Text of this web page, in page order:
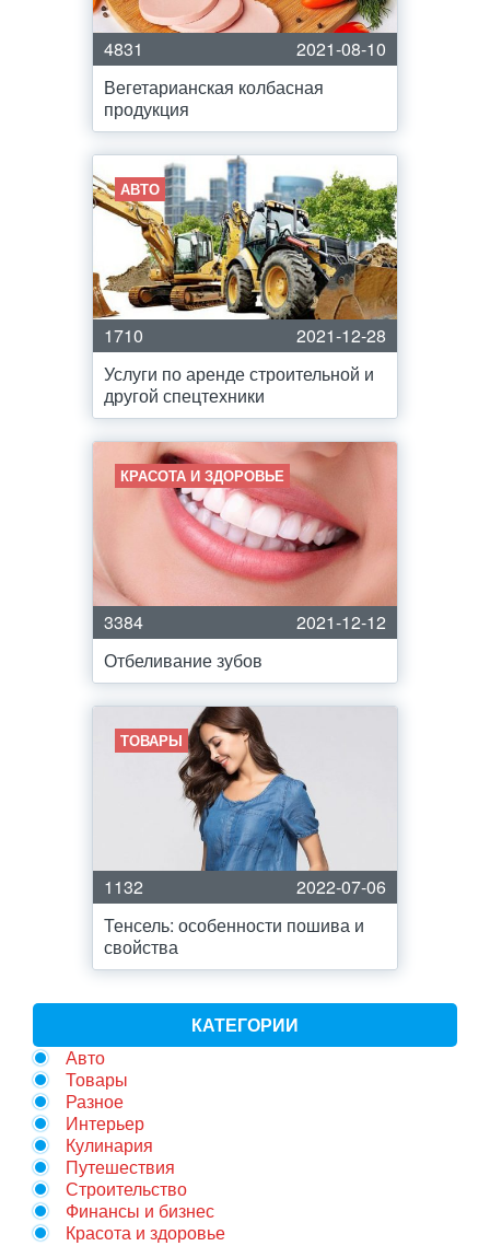
4831
2021-08-10
Вегетарианская колбасная
продукция
АВТО
1710
2021-12-28
Услуги по аренде строительной и
другой спецтехники
КРАСОТА И ЗДОРОВЬЕ
3384
2021-12-12
Отбеливание зубов
ТОВАРЫ
1132
2022-07-06
Тенсель: особенности пошива и
свойства
КАТЕГОРИИ
Авто
Товары
Разное
Интерьер
Кулинария
Путешествия
Строительство
Финансы и бизнес
Красота и здоровье